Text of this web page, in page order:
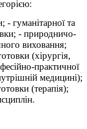
- гуманітарної та
- природничо-
виховання;
(хірургія,
практичної
медицині);
(терапія);